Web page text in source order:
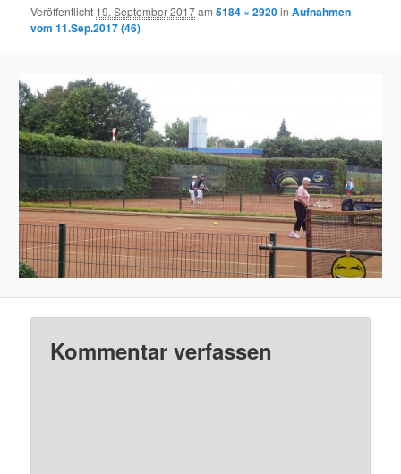
Veröffentlicht 19. September 2017am5184 × 2920inAufnahmen
vom 11.Sep.2017 (46)
Kommentar verfassen